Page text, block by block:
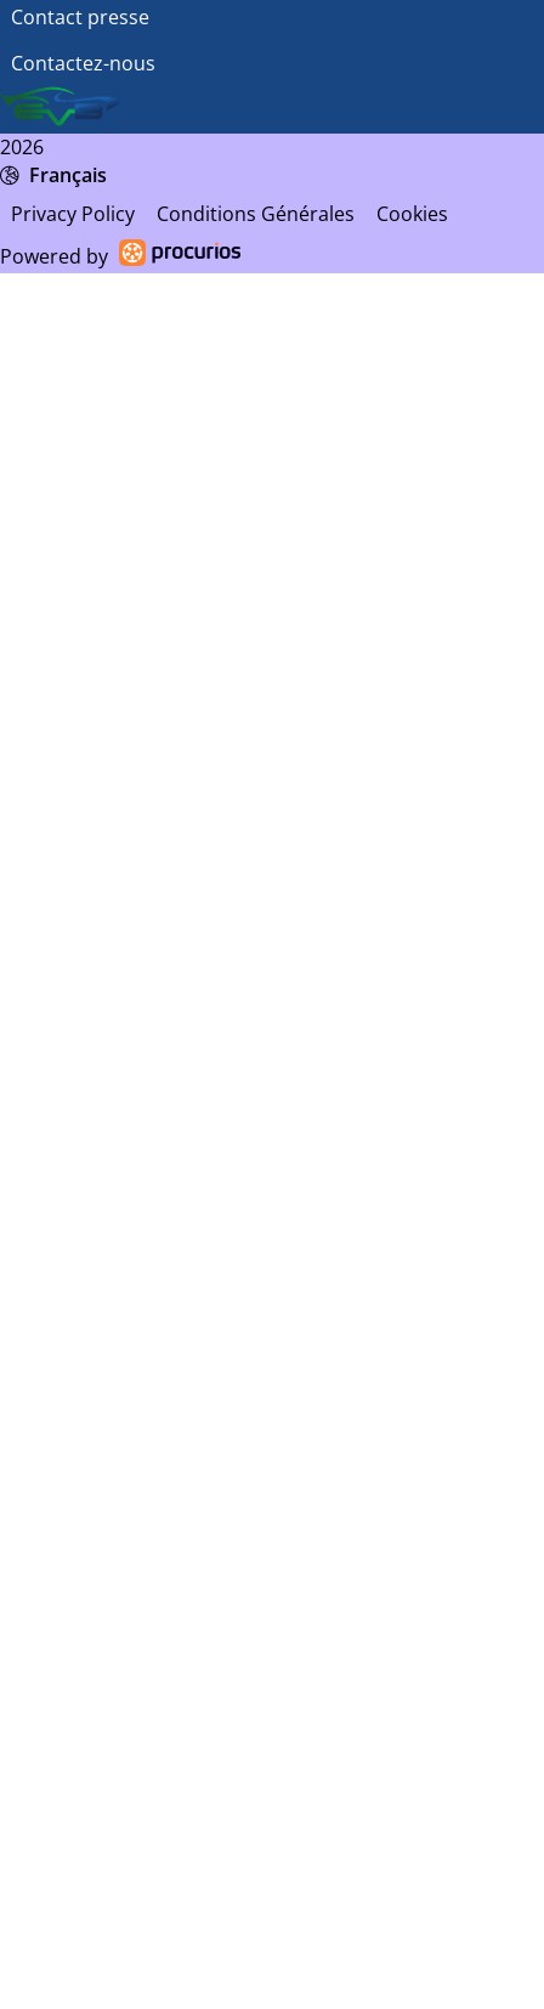
Contact presse
Contactez-nous
2026
Français
Privacy Policy
Conditions Générales
Cookies
Powered by